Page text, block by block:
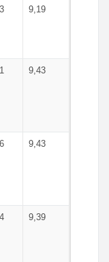
9,19
9,43
9,43
9,39